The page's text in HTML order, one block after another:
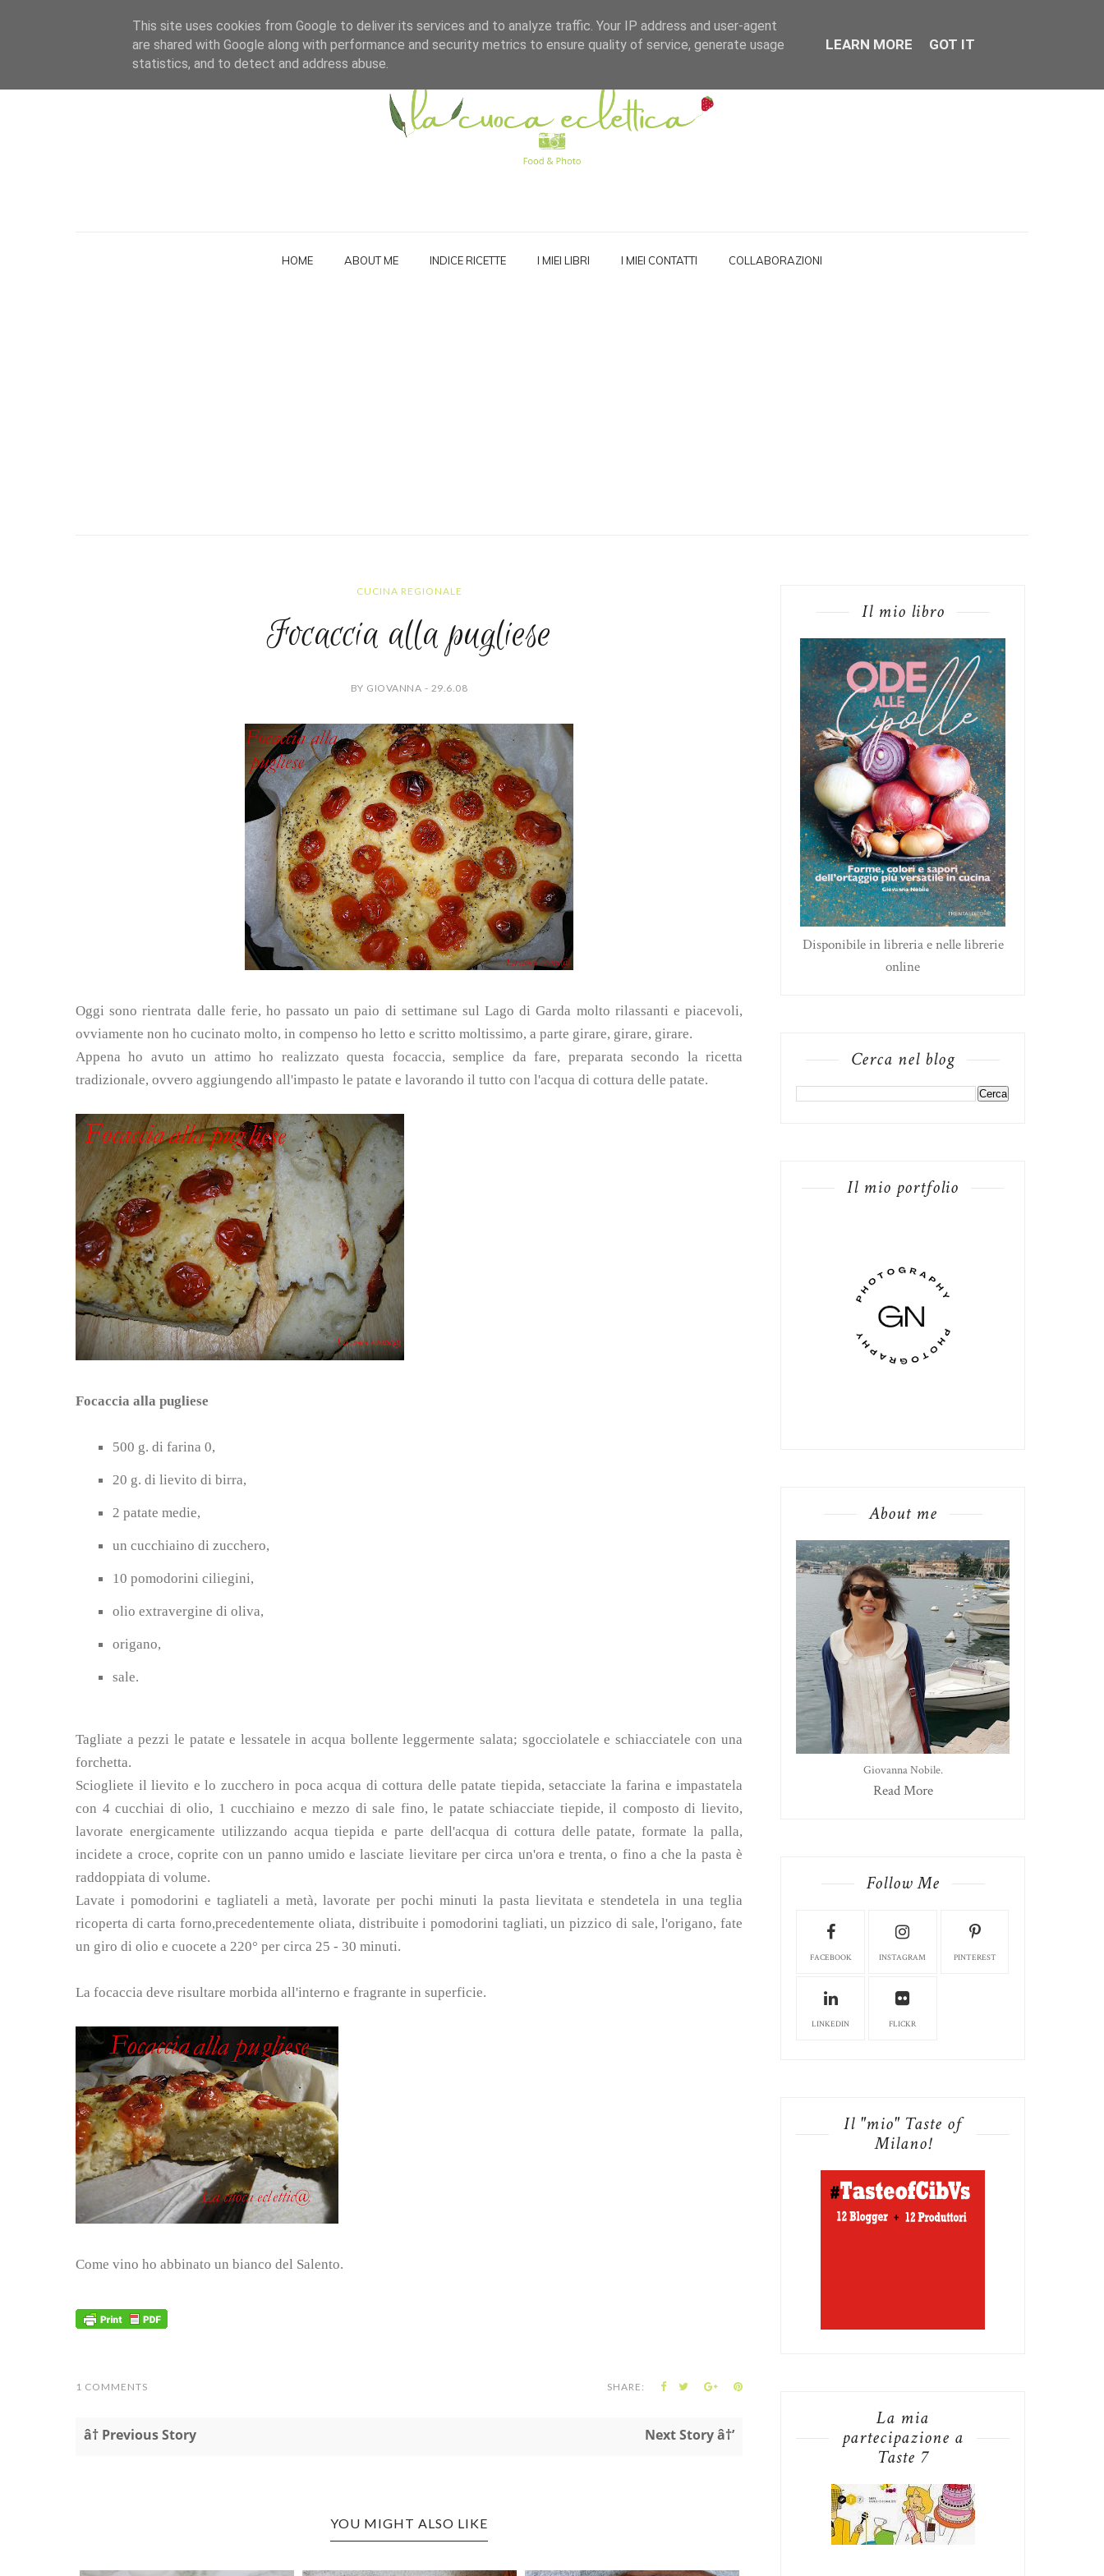
HOME ABOUT ME INDICE RICETTE I MIEI LIBRI I MIEI CONTATTI COLLABORAZIONI
CUCINA REGIONALE
Focaccia alla pugliese
BY GIOVANNA - 29.6.08
Oggi sono rientrata dalle ferie, ho passato un paio di settimane sul Lago di Garda molto rilassanti e piacevoli,
ovviamente non ho cucinato molto, in compenso ho letto e scritto moltissimo, a parte girare, girare, girare.
Appena ho avuto un attimo ho realizzato questa focaccia, semplice da fare, preparata secondo la ricetta
tradizionale, ovvero aggiungendo all'impasto le patate e lavorando il tutto con l'acqua di cottura delle patate.
Focaccia alla pugliese
500 g. di farina 0,
20 g. di lievito di birra,
2 patate medie,
un cucchiaino di zucchero,
10 pomodorini ciliegini,
olio extravergine di oliva,
origano,
sale.
Tagliate a pezzi le patate e lessatele in acqua bollente leggermente salata; sgocciolatele e schiacciatele con una
forchetta.
Sciogliete il lievito e lo zucchero in poca acqua di cottura delle patate tiepida, setacciate la farina e impastatela
con 4 cucchiai di olio, 1 cucchiaino e mezzo di sale fino, le patate schiacciate tiepide, il composto di lievito,
lavorate energicamente utilizzando acqua tiepida e parte dell'acqua di cottura delle patate, formate la palla,
incidete a croce, coprite con un panno umido e lasciate lievitare per circa un'ora e trenta, o fino a che la pasta è
raddoppiata di volume.
Lavate i pomodorini e tagliateli a metà, lavorate per pochi minuti la pasta lievitata e stendetela in una teglia
ricoperta di carta forno,precedentemente oliata, distribuite i pomodorini tagliati, un pizzico di sale, l'origano, fate
un giro di olio e cuocete a 220° per circa 25 - 30 minuti.
La focaccia deve risultare morbida all'interno e fragrante in superficie.
Come vino ho abbinato un bianco del Salento.
1 COMMENTS SHARE:
â† Previous Story Next Story â†’
YOU MIGHT ALSO LIKE
Il mio libro
Disponibile in libreria e nelle librerie
online
Cerca nel blog
Il mio portfolio
About me
Giovanna Nobile.
Read More
Follow Me
FACEBOOK INSTAGRAM PINTEREST
LINKEDIN FLICKR
Il "mio" Taste of
Milano!
La mia
partecipazione a
Taste 7
This site uses cookies from Google to deliver its services and to analyze traffic. Your IP address and user-agent
are shared with Google along with performance and security metrics to ensure quality of service, generate usage
statistics, and to detect and address abuse.
LEARN MORE GOT IT